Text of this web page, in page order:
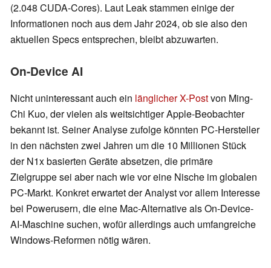
(2.048 CUDA-Cores). Laut Leak stammen einige der
Informationen noch aus dem Jahr 2024, ob sie also den
aktuellen Specs entsprechen, bleibt abzuwarten.
On-Device AI
Nicht uninteressant auch ein länglicher X-Postvon Ming-
Chi Kuo, der vielen als weitsichtiger Apple-Beobachter
bekannt ist. Seiner Analyse zufolge könnten PC-Hersteller
in den nächsten zwei Jahren um die 10 Millionen Stück
der N1x basierten Geräte absetzen, die primäre
Zielgruppe sei aber nach wie vor eine Nische im globalen
PC-Markt. Konkret erwartet der Analyst vor allem Interesse
bei Powerusern, die eine Mac-Alternative als On-Device-
AI-Maschine suchen, wofür allerdings auch umfangreiche
Windows-Reformen nötig wären.